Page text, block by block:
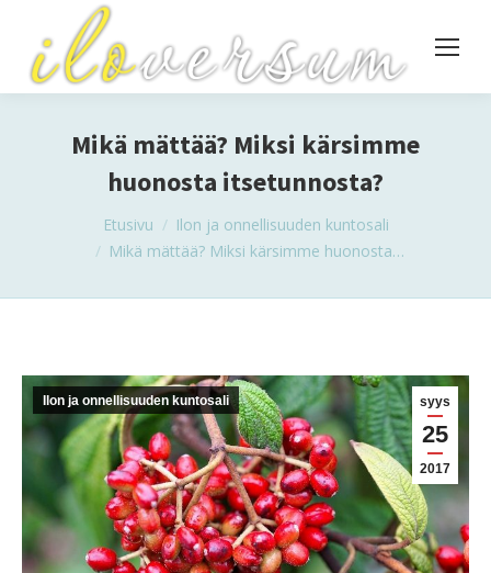
Mikä mättää? Miksi kärsimme
huonosta itsetunnosta?
You are here:
Etusivu
Ilon ja onnellisuuden kuntosali
Mikä mättää? Miksi kärsimme huonosta…
syys
25
2017
Ilon ja onnellisuuden kuntosali